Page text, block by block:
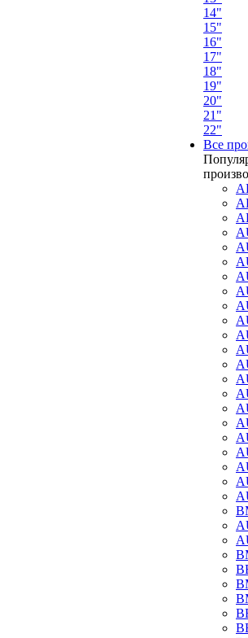
14"
15"
16"
17"
18"
19"
20"
21"
22"
Все